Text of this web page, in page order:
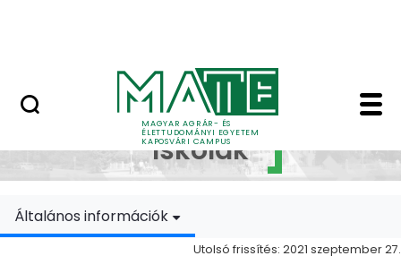
MAGYAR AGRÁR- ÉS
ÉLETTUDOMÁNYI EGYETEM
KAPOSVÁRI CAMPUS
Doktori Iskolák -
Doktori
Iskolák
Általános információk
Utolsó frissítés: 2021 szeptember 27.